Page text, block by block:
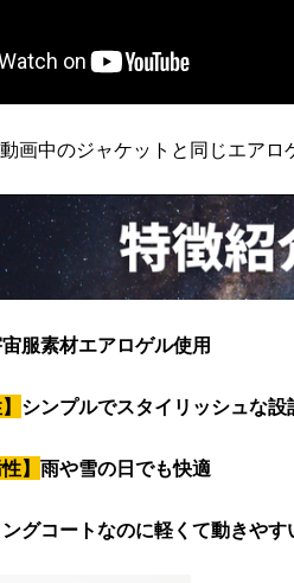
画中のジャケットと同じエアロ
服素材エアロゲル使用
シンプルでスタイリッシュな設
】 雨や雪の日でも快適
ングコートなのに軽くて動きやす